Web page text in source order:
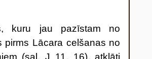
kuru jau pazīstam no
pirms Lācara celšanas no
(sal. J 11, 16), atklāti